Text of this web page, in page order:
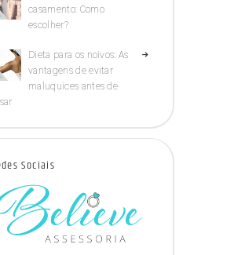
casamento: Como
escolher?
Dieta para os noivos: As
vantagens de evitar
maluquices antes de
Sociais